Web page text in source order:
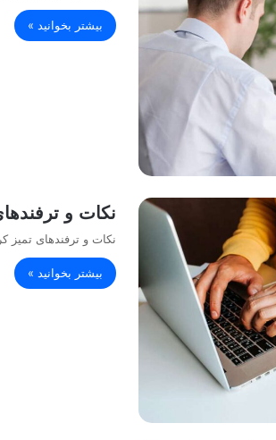
بیشتر بخوانید »
نکات و
نکات و ترفندهای
بیشتر بخوانید »